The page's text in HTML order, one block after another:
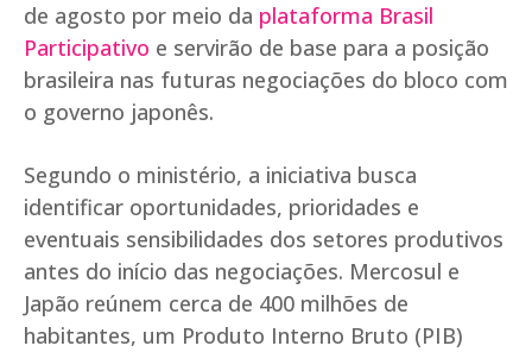
de agosto por meio da plataforma Brasil
Participativo e servirão de base para a posição
brasileira nas futuras negociações do bloco com
o governo japonês.
Segundo o ministério, a iniciativa busca
identificar oportunidades, prioridades e
eventuais sensibilidades dos setores produtivos
antes do início das negociações. Mercosul e
Japão reúnem cerca de 400 milhões de
habitantes, um Produto Interno Bruto (PIB)